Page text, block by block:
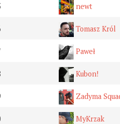
newt
Tomasz Król
Paweł
Kubon!
Zadyma
MyKrzak